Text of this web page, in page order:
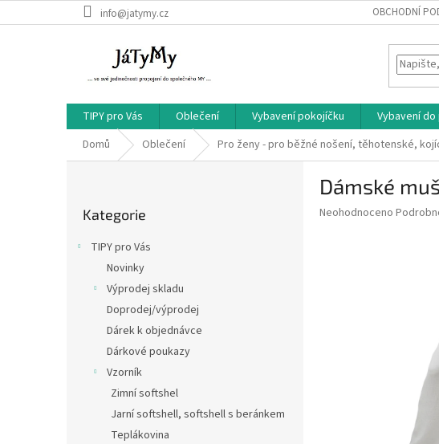
na
info@jatymy.cz OBCHODNÍ
TIPY pro Vás Oblečení Vybavení pokojíčku Vybavení
Domů
Oblečení Pro ženy - pro běžné nošení, těhotenské,
kategorie
Kategorie
TIPY pro Vás
Novinky
Výprodej skladu
Doprodej/výprodej
Dárek k objednávce
Dárkové poukazy
Vzorník
Zimní softshel
Jarní softshell, softshell s beránkem
Teplákovina
Dámské
Průměrné
Neohodnoceno